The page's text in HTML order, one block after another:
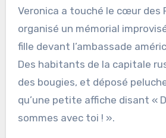
Veronica a touché le cœur des
organisé un mémorial
fille devant l’ambassade
Des habitants de la capitale
des bougies, et déposé
qu’une petite affiche disant «
sommes avec toi ! ».